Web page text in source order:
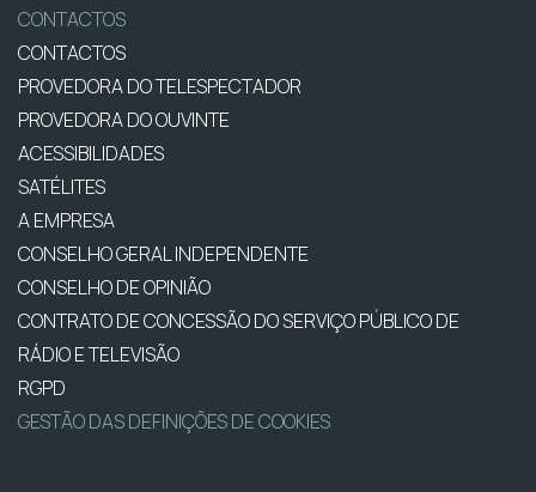
CONTACTOS
CONTACTOS
PROVEDORA DO TELESPECTADOR
PROVEDORA DO OUVINTE
ACESSIBILIDADES
SATÉLITES
A EMPRESA
CONSELHO GERAL INDEPENDENTE
CONSELHO DE OPINIÃO
CONTRATO DE CONCESSÃO DO SERVIÇO PÚBLICO DE
RÁDIO E TELEVISÃO
RGPD
GESTÃO DAS DEFINIÇÕES DE COOKIES